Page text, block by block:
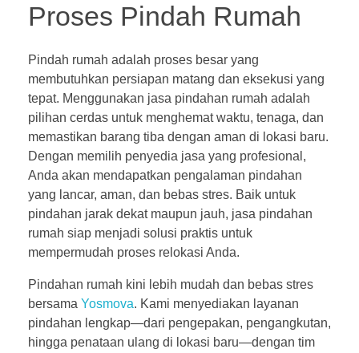
Proses Pindah Rumah
Pindah rumah adalah proses besar yang
membutuhkan persiapan matang dan eksekusi yang
tepat. Menggunakan jasa pindahan rumah adalah
pilihan cerdas untuk menghemat waktu, tenaga, dan
memastikan barang tiba dengan aman di lokasi baru.
Dengan memilih penyedia jasa yang profesional,
Anda akan mendapatkan pengalaman pindahan
yang lancar, aman, dan bebas stres. Baik untuk
pindahan jarak dekat maupun jauh, jasa pindahan
rumah siap menjadi solusi praktis untuk
mempermudah proses relokasi Anda.
Pindahan rumah kini lebih mudah dan bebas stres
bersama Yosmova. Kami menyediakan layanan
pindahan lengkap—dari pengepakan, pengangkutan,
hingga penataan ulang di lokasi baru—dengan tim